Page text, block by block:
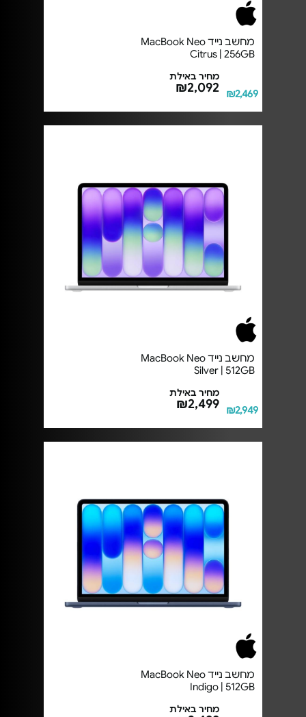
מחשב נייד MacBook Neo
Citrus | 256GB
₪2,469
מחיר באילת
₪2,092
מחשב נייד MacBook Neo
Silver | 512GB
₪2,949
מחיר באילת
₪2,499
מחשב נייד MacBook Neo
Indigo | 512GB
מחיר באילת